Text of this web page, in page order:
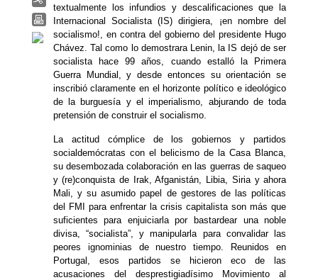
textualmente los infundios y descalificaciones que la
Internacional Socialista (IS) dirigiera, ¡en nombre del
socialismo!, en contra del gobierno del presidente Hugo
Chávez. Tal como lo demostrara Lenin, la IS dejó de ser
socialista hace 99 años, cuando estalló la Primera
Guerra Mundial, y desde entonces su orientación se
inscribió claramente en el horizonte político e ideológico
de la burguesía y el imperialismo, abjurando de toda
pretensión de construir el socialismo.
La actitud cómplice de los gobiernos y partidos
socialdemócratas con el belicismo de la Casa Blanca,
su desembozada colaboración en las guerras de saqueo
y (re)conquista de Irak, Afganistán, Libia, Siria y ahora
Mali, y su asumido papel de gestores de las políticas
del FMI para enfrentar la crisis capitalista son más que
suficientes para enjuiciarla por bastardear una noble
divisa, “socialista”, y manipularla para convalidar las
peores ignominias de nuestro tiempo. Reunidos en
Portugal, esos partidos se hicieron eco de las
acusaciones del desprestigiadísimo Movimiento al